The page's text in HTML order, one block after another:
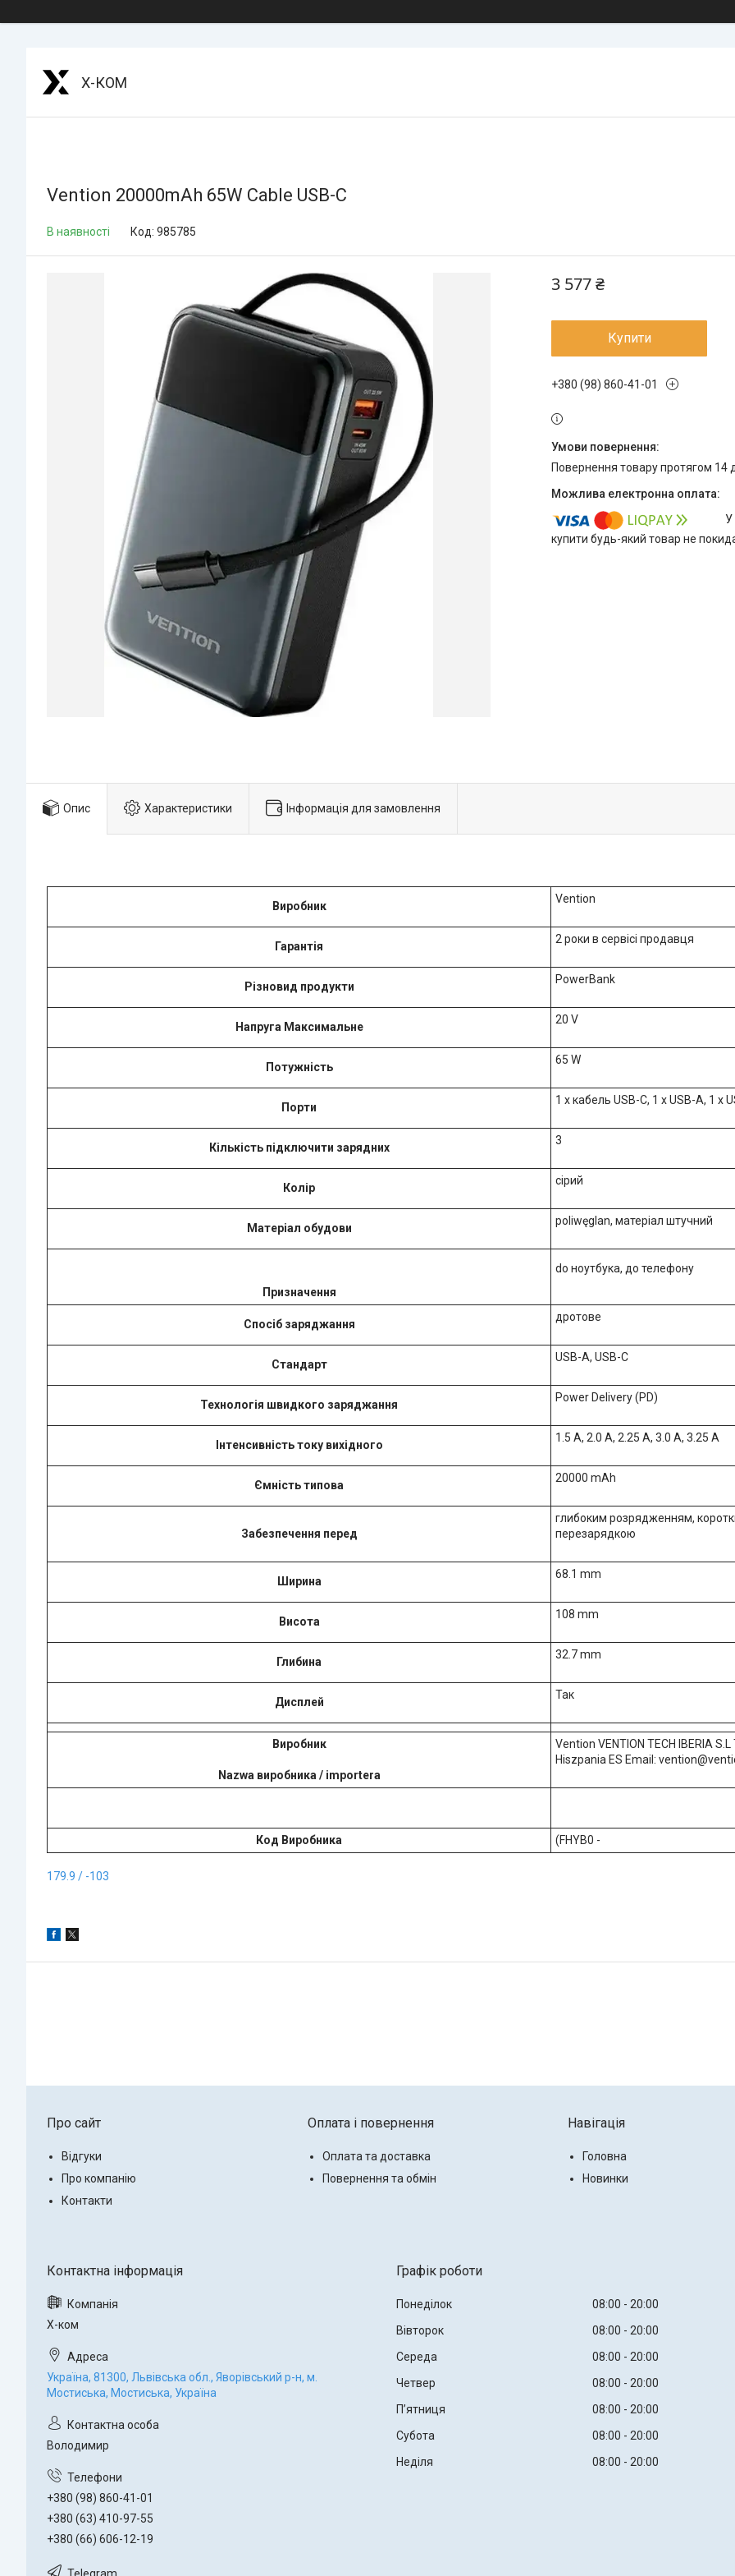
Х-КОМ
Vention 20000mAh 65W Cable USB-C
В наявності Код: 985785
3 577 ₴
Купити
+380 (98) 860-41-01
повернення товару протягом 14
У
купити будь-який товар не
Опис Характеристики Інформація для замовлення
Виробник
Vention
Гарантія
2 роки в сервісі продавця
Різновид продукти
PowerBank
Напруга Максимальне
20 V
Потужність
65 W
Порти
1 x кабель USB-C, 1 x USB-A, 1 x
Кількість підключити зарядних
3
Колір
сірий
Матеріал обудови
poliwęglan, матеріал штучний
Призначення
do ноутбука, до телефону
Спосіб заряджання
дротове
Стандарт
USB-A, USB-C
Технологія швидкого заряджання
Power Delivery (PD)
Інтенсивність току вихідного
1.5 A, 2.0 A, 2.25 A, 3.0 A, 3.25 A
Ємність типова
20000 mAh
Забезпечення перед
глибоким розрядженням,
перезарядкою
Ширина
68.1 mm
Висота
108 mm
Глибина
32.7 mm
Дисплей
Так
Виробник
Nazwa виробника / importera
Vention VENTION TECH IBERIA
Hiszpania ES Email:
Код Виробника (FHYB0 -
179.9 / -103
Про сайт
Відгуки
Про компанію
Контакти
Оплата і повернення
Оплата та доставка
Повернення та обмін
Навігація
Головна
Новинки
Х-ком
Україна, 81300, Львівська обл., Яворівський р-н, м.
Мостиська, Мостиська, Україна
Володимир
+380 (98) 860-41-01
+380 (63) 410-97-55
+380 (66) 606-12-19
Графік роботи
Понеділок 08:00
20:00
Вівторок
08:00
20:00
Середа
08:00
20:00
Четвер
08:00
20:00
Пʼятниця
08:00
20:00
Субота
08:00
20:00
Неділя
08:00 20:00